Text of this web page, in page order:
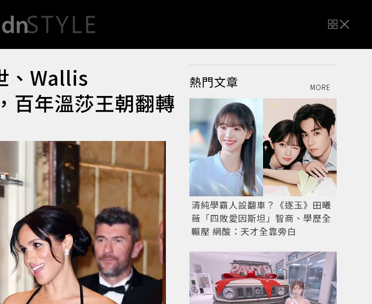
、Wallis
百年溫莎王朝翻轉
熱門文章 MORE
清純學霸人設翻車？《逐玉》田曦
薇「四敗愛因斯坦」智商、學歷全
輾壓 網酸：天才全靠旁白